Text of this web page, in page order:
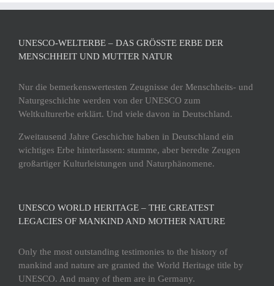
UNESCO-WELTERBE – DAS GRÖSSTE ERBE DER M
ENSCHHEIT UND MUTTER NATUR
Nur die bemerkenswertesten Zeugnisse der Menschheits- und
Naturgeschichte werden von der UNESCO zum
Weltkulturerbe erklärt. Und viele davon in Deutschland.
Zweitausend Jahre Geschichte haben in Deutschland ein
wichtiges Erbe hinterlassen: stumme, aber beredte Zeugen
großartiger Kulturleistungen und Naturphänomene.
UNESCO WORLD HERITAGE – THE GREATEST
LEGACIES OF MANKIND AND MOTHER NATURE
Only the most outstanding testimonies to the history of
mankind and nature are granted the World Heritage title by
UNESCO. And many of them are in Germany.